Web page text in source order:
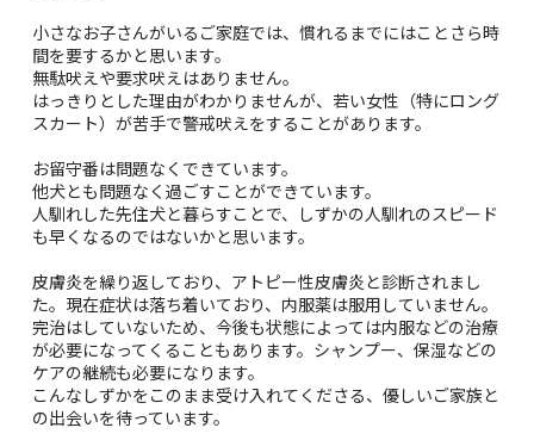
小さなお子さんがいるご家庭では、慣れるまでにはことさら時
間を要するかと思います。
無駄吠えや要求吠えはありません。
はっきりとした理由がわかりませんが、若い女性（特にロング
スカート）が苦手で警戒吠えをすることがあります。
お留守番は問題なくできています。
他犬とも問題なく過ごすことができています。
人馴れした先住犬と暮らすことで、しずかの人馴れのスピード
も早くなるのではないかと思います。
皮膚炎を繰り返しており、アトピー性皮膚炎と診断されまし
た。現在症状は落ち着いており、内服薬は服用していません。
完治はしていないため、今後も状態によっては内服などの治療
が必要になってくることもあります。シャンプー、保湿などの
ケアの継続も必要になります。
こんなしずかをこのまま受け入れてくださる、優しいご家族と
の出会いを待っています。